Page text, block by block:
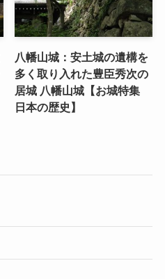
八幡山城：安土城の遺構を
多く取り入れた豊臣秀次の
居城 八幡山城【お城特集
日本の歴史】